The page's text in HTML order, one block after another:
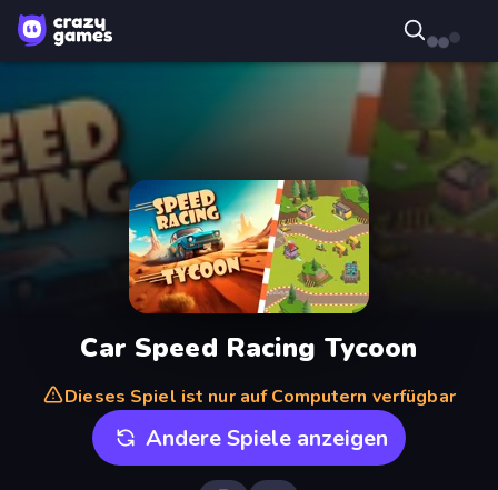
Car Speed Racing Tycoon
Dieses Spiel ist nur auf Computern verfügbar
Andere Spiele anzeigen